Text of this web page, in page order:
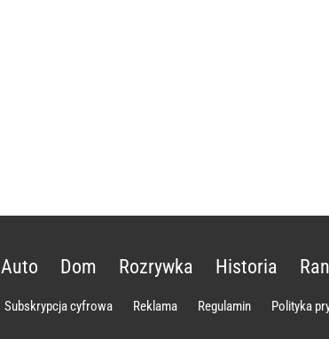
Auto Dom Rozrywka Historia
Subskrypcja cyfrowa Reklama Regulamin Polityka